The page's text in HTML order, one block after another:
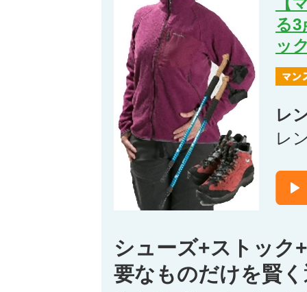
る3
ッ
レ
レ
シューズ+ストック
要なものだけを賢